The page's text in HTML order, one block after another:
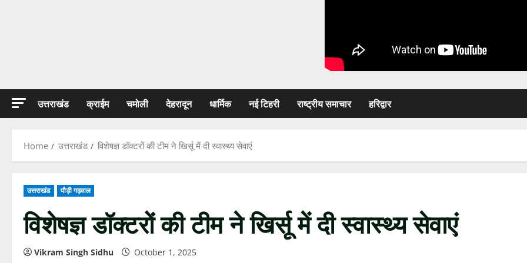
उत्तराखंड क्राईम चमोली देहरादून धार्मिक नई टिहरी राष्ट्रीय समाचार हरिद्वार
Home उत्तराखंड विशेषज्ञ डॉक्टरों की टीम ने खिर्सू में दी स्वास्थ्य सेवाएं
उत्तराखंड पौड़ी गढ़वाल
विशेषज्ञ डॉक्टरों की टीम ने खिर्सू में दी स्वास्थ्य सेवाएं
Vikram Singh Sidhu October 1, 2025